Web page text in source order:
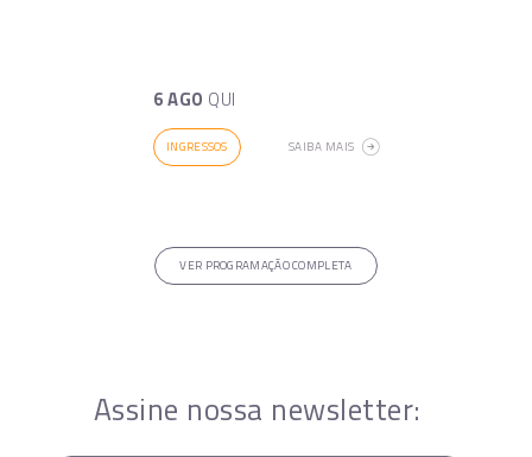
6 AGO QUI
INGRESSOS SAIBA MAIS
VER PROGRAMAÇÃO COMPLETA
Assine nossa newsletter: